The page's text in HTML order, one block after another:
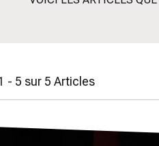
- 5 sur 5 Articles